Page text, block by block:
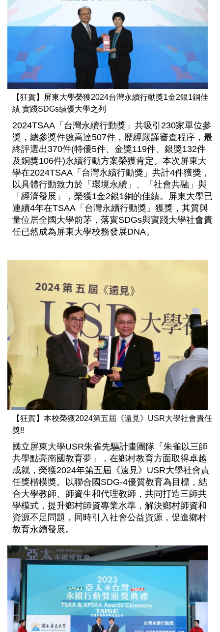
【狂賀】屏東大學榮獲2024台灣永續行動獎1金2銀1銅佳
績 實踐SDGs績優大學之列
2024TSAA「台灣永續行動獎」共吸引230家單位參
獎，總參獎件數高達507件，歷經嚴謹審查程序，最
終評選出370件(特優5件、金獎119件、銀獎132件
及銅獎106件)永續行動方案榮獲肯定。本次屏東大
學在2024TSAA「台灣永續行動獎」共計4件獲獎，
以具體行動致力於「環境永續」、「社會共融」與
「經濟發展」，榮獲1金2銀1銅的佳績。屏東大學已
連續4年在TSAA「台灣永續行動獎」獲獎，其質與
量位居全國大學前茅，落實SDGs與實踐大學社會責
任已然成為屏東大學校務發展DNA。
【狂賀】本校榮獲2024第五屆《遠見》USR大學社會責任
獎!!
國立屏東大學USR朱雀先驅計畫團隊 「朱雀以三師
共學點亮南國教育夢」，在鄉村教育方面取得卓越
成就，榮獲2024年第五屆《遠見》USR大學社會責
任獎楷模獎。以聯合國SDG-4優質教育為目標，結
合大學教師、師資生和代理教師，共同打造三師共
學模式，提升鄉村師資專業水準，解決鄉村師資和
資源不足問題，同時引入社會公益資源，促進鄉村
教育永續發展。